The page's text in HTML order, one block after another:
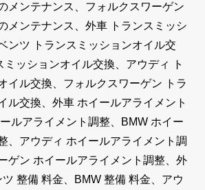
メンテナンス、フォルクスワーゲン
メンテナンス、外車 トランスミッシ
ンツ トランスミッションオイル交
ッションオイル交換、アウディ ト
イル交換、フォルクスワーゲン トラ
ル交換、外車 ホイールアライメント
ルアライメント調整、BMW ホイー
、アウディ ホイールアライメント調
ゲン ホイールアライメント調整、外
整備 料金、BMW 整備 料金、アウ